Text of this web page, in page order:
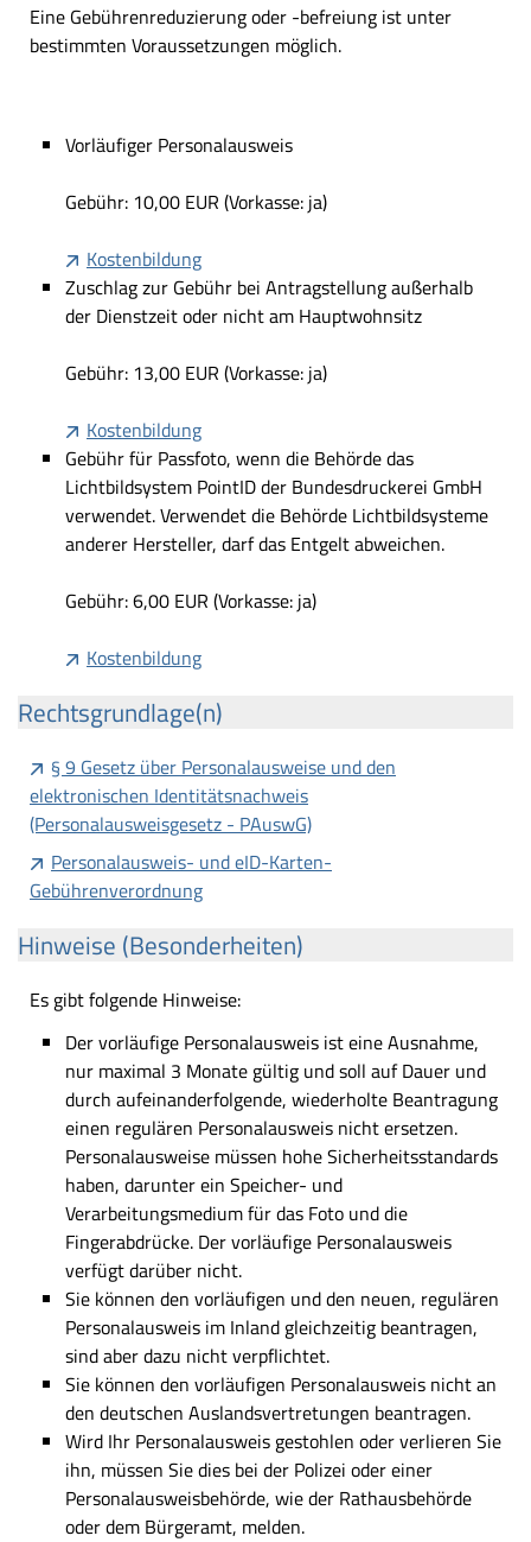
Eine Gebührenreduzierung oder -befreiung ist unter
bestimmten Voraussetzungen möglich.
Vorläufiger Personalausweis
Gebühr: 10,00 EUR (Vorkasse: ja)
Kostenbildung
Zuschlag zur Gebühr bei Antragstellung außerhalb
der Dienstzeit oder nicht am Hauptwohnsitz
Gebühr: 13,00 EUR (Vorkasse: ja)
Kostenbildung
Gebühr für Passfoto, wenn die Behörde das
Lichtbildsystem PointID der Bundesdruckerei GmbH
verwendet. Verwendet die Behörde Lichtbildsysteme
anderer Hersteller, darf das Entgelt abweichen.
Gebühr: 6,00 EUR (Vorkasse: ja)
Kostenbildung
Rechtsgrundlage(n)
§ 9 Gesetz über Personalausweise und den
elektronischen Identitätsnachweis
(Personalausweisgesetz - PAuswG)
Personalausweis- und eID-Karten-
Gebührenverordnung
Hinweise (Besonderheiten)
Es gibt folgende Hinweise:
Der vorläufige Personalausweis ist eine Ausnahme,
nur maximal 3 Monate gültig und soll auf Dauer und
durch aufeinanderfolgende, wiederholte Beantragung
einen regulären Personalausweis nicht ersetzen.
Personalausweise müssen hohe Sicherheitsstandards
haben, darunter ein Speicher- und
Verarbeitungsmedium für das Foto und die
Fingerabdrücke. Der vorläufige Personalausweis
verfügt darüber nicht.
Sie können den vorläufigen und den neuen, regulären
Personalausweis im Inland gleichzeitig beantragen,
sind aber dazu nicht verpflichtet.
Sie können den vorläufigen Personalausweis nicht an
den deutschen Auslandsvertretungen beantragen.
Wird Ihr Personalausweis gestohlen oder verlieren Sie
ihn, müssen Sie dies bei der Polizei oder einer
Personalausweisbehörde, wie der Rathausbehörde
oder dem Bürgeramt, melden.